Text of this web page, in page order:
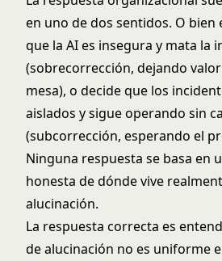
en uno de dos sentidos. O bien
que la AI es insegura y mata la
(sobrecorrección, dejando
mesa), o decide que los
aislados y sigue operando sin
(subcorrección, esperando el
Ninguna respuesta se basa en
honesta de dónde vive
alucinación.
La respuesta correcta es
de alucinación no es uniforme